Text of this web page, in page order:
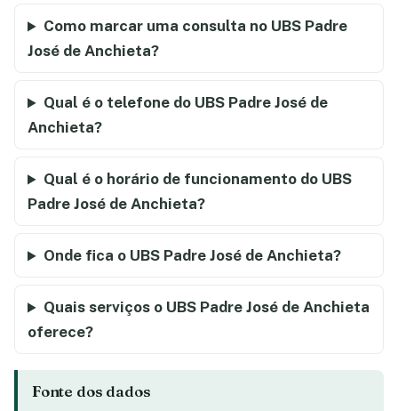
Como marcar uma consulta no UBS Padre
José de Anchieta?
Qual é o telefone do UBS Padre José de
Anchieta?
Qual é o horário de funcionamento do UBS
Padre José de Anchieta?
Onde fica o UBS Padre José de Anchieta?
Quais serviços o UBS Padre José de Anchieta
oferece?
Fonte dos dados